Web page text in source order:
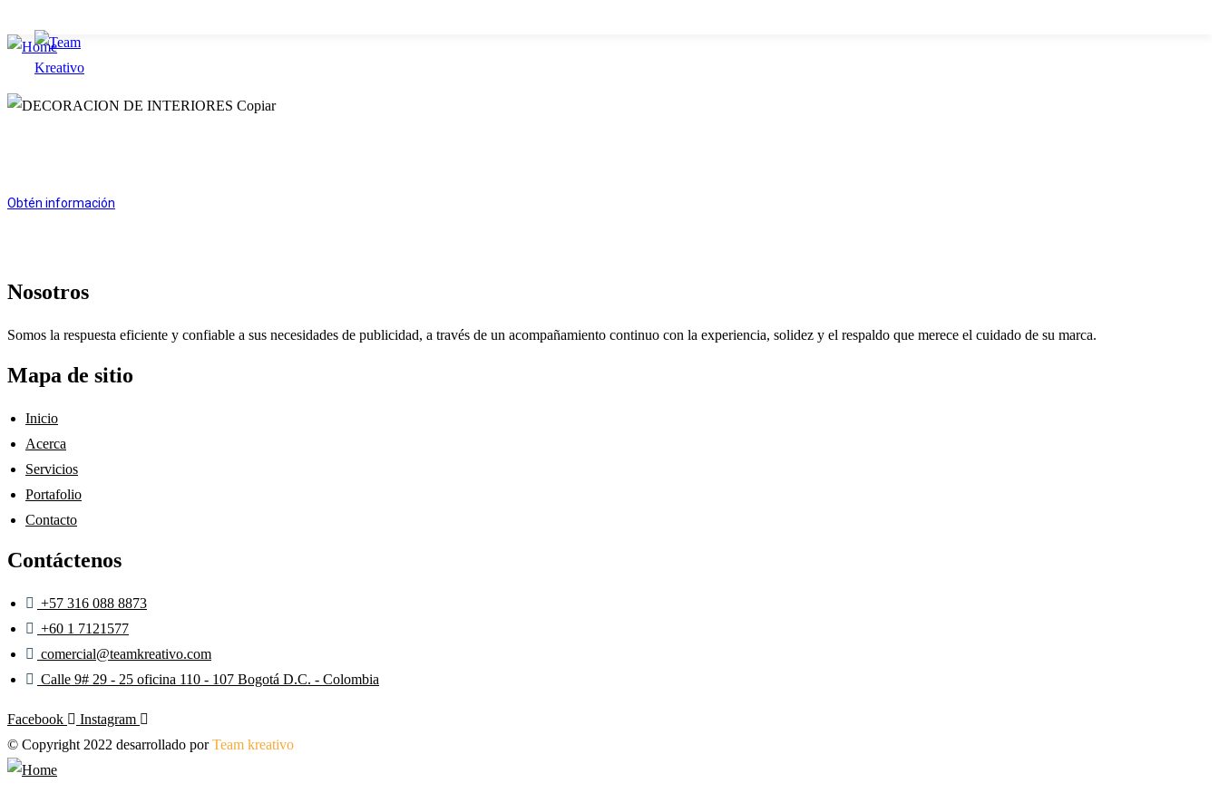
Obtén información
Nosotros
Somos la respuesta eficiente y confiable a sus necesidades de publicidad, a través de un acompañamiento continuo con la experiencia, solidez y el respaldo que merece el cuidado de su marca.
Mapa de sitio
Inicio
Acerca
Servicios
Portafolio
Contacto
Contáctenos
+57 316 088 8873
+60 1 7121577
comercial@teamkreativo.com
Calle 9# 29 - 25 oficina 110 - 107 Bogotá D.C. - Colombia
Facebook
Instagram
© Copyright 2022 desarrollado porTeam kreativo